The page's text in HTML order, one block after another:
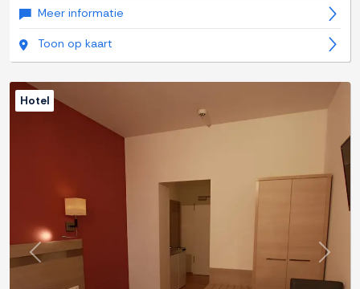
Meer informatie
Toon op kaart
Previous Next
Hotel